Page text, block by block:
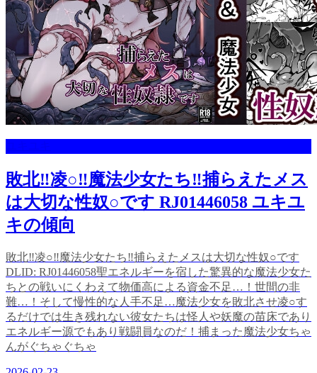
敗北‼凌○‼魔法少女たち‼捕らえたメス
は大切な性奴○です RJ01446058 ユキユ
キの傾向
敗北‼凌○‼魔法少女たち‼捕らえたメスは大切な性奴○です
DLID: RJ01446058聖エネルギーを宿した驚異的な魔法少女た
ちとの戦いにくわえて物価高による資金不足…！世間の非
難…！そして慢性的な人手不足…魔法少女を敗北させ凌○す
るだけでは生き残れない彼女たちは怪人や妖魔の苗床であり
エネルギー源でもあり戦闘員なのだ！捕まった魔法少女ちゃ
んがぐちゃぐちゃ